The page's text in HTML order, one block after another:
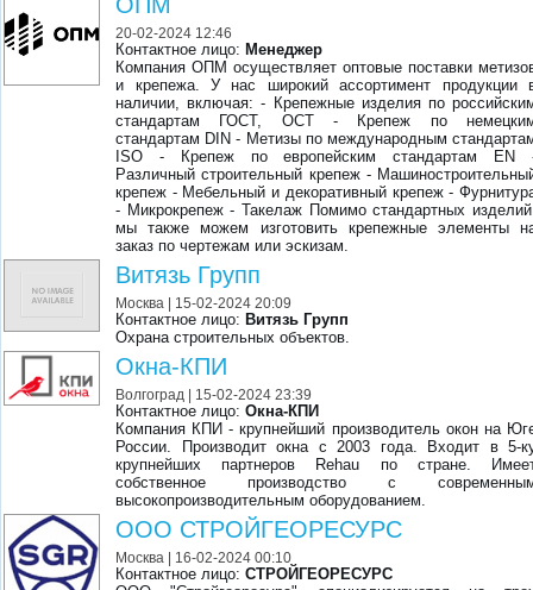
20-02-2024 12:46
Контактное лицо: Менеджер
Компания ОПМ осуществляет оптовые поставки
и крепежа. У нас широкий ассортимент продукции
наличии, включая: - Крепежные изделия по
стандартам ГОСТ, ОСТ - Крепеж по
стандартам DIN - Метизы по международным
ISO - Крепеж по европейским стандартам EN
Различный строительный крепеж -
крепеж - Мебельный и декоративный крепеж -
- Микрокрепеж - Такелаж Помимо стандартных
мы также можем изготовить крепежные элементы
заказ по чертежам или эскизам.
Витязь Групп
Москва | 15-02-2024 20:09
Контактное лицо: Витязь Групп
Охрана строительных объектов.
Окна-КПИ
Волгоград | 15-02-2024 23:39
Контактное лицо:Окна-КПИ
Компания КПИ - крупнейший производитель окон на
России. Производит окна с 2003 года. Входит в 5-
крупнейших партнеров Rehau по стране.
собственное производство с
высокопроизводительным оборудованием.
ООО СТРОЙГЕОРЕСУРС
Москва | 16-02-2024 00:10
Контактное лицо:СТРОЙГЕОРЕСУРС